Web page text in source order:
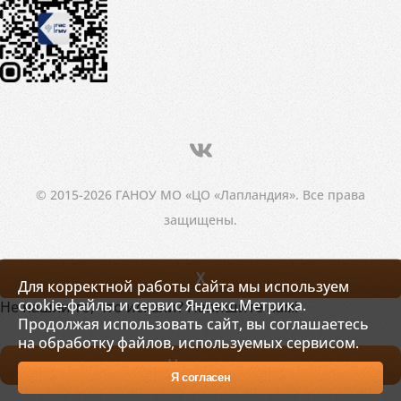
© 2015-2026 ГАНОУ МО «ЦО «Лапландия». Все права
защищены.
Для корректной работы сайта мы используем
cookie-файлы и сервис Яндекс.Метрика.
Продолжая использовать сайт, вы соглашаетесь
на обработку файлов, используемых сервисом.
Я согласен
X
Не нашли то, что искали? Напишите нам!
Написать